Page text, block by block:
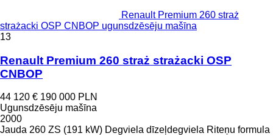
Renault Premium 260 straż
strażacki OSP CNBOP ugunsdzēsēju mašīna
13
Renault Premium 260 straż strażacki OSP
CNBOP
44 120 € 190 000 PLN
Ugunsdzēsēju mašīna
2000
Jauda 260 ZS (191 kW) Degviela dīzeļdegviela Riteņu formula